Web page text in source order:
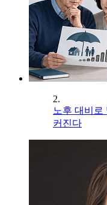
2.
노후 대비로
커진다